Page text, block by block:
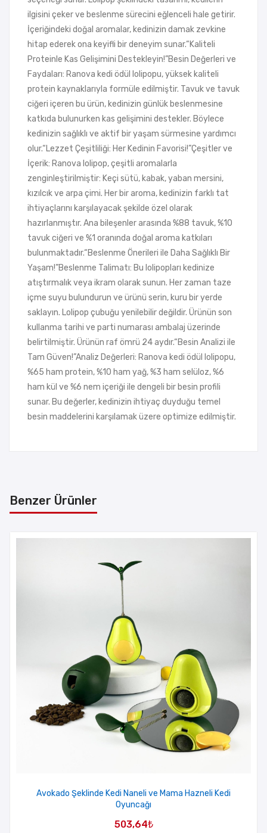
ilgisini çeker ve beslenme sürecini eğlenceli hale getirir.
İçeriğindeki doğal aromalar, kedinizin damak zevkine
hitap ederek ona keyifli bir deneyim sunar.“Kaliteli
Proteinle Kas Gelişimini Destekleyin!”Besin Değerleri ve
Faydaları: Ranova kedi ödül lolipopu, yüksek kaliteli
protein kaynaklarıyla formüle edilmiştir. Tavuk ve tavuk
ciğeri içeren bu ürün, kedinizin günlük beslenmesine
katkıda bulunurken kas gelişimini destekler. Böylece
kedinizin sağlıklı ve aktif bir yaşam sürmesine yardımcı
olur.“Lezzet Çeşitliliği: Her Kedinin Favorisi!”Çeşitler ve
İçerik: Ranova lolipop, çeşitli aromalarla
zenginleştirilmiştir: Keçi sütü, kabak, yaban mersini,
kızılcık ve arpa çimi. Her bir aroma, kedinizin farklı tat
ihtiyaçlarını karşılayacak şekilde özel olarak
hazırlanmıştır. Ana bileşenler arasında %88 tavuk, %10
tavuk ciğeri ve %1 oranında doğal aroma katkıları
bulunmaktadır.“Beslenme Önerileri ile Daha Sağlıklı Bir
Yaşam!”Beslenme Talimatı: Bu lolipopları kedinize
atıştırmalık veya ikram olarak sunun. Her zaman taze
içme suyu bulundurun ve ürünü serin, kuru bir yerde
saklayın. Lolipop çubuğu yenilebilir değildir. Ürünün son
kullanma tarihi ve parti numarası ambalaj üzerinde
belirtilmiştir. Ürünün raf ömrü 24 aydır.“Besin Analizi ile
Tam Güven!”Analiz Değerleri: Ranova kedi ödül lolipopu,
%65 ham protein, %10 ham yağ, %3 ham selüloz, %6
ham kül ve %6 nem içeriği ile dengeli bir besin profili
sunar. Bu değerler, kedinizin ihtiyaç duyduğu temel
besin maddelerini karşılamak üzere optimize edilmiştir.
Benzer Ürünler
Avokado Şeklinde Kedi Naneli ve Mama Hazneli Kedi
Oyuncağı
503,64₺